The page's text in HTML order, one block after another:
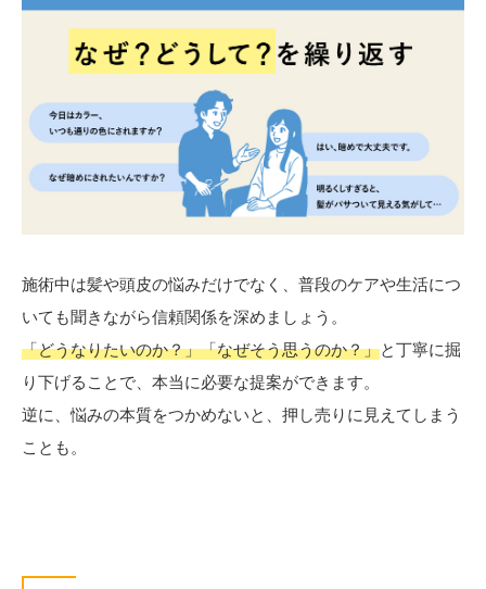
施術中は髪や頭皮の悩みだけでなく、普段のケアや生活につ
いても聞きながら信頼関係を深めましょう。
「どうなりたいのか？」「なぜそう思うのか？」と丁寧に掘
り下げることで、本当に必要な提案ができます。
逆に、悩みの本質をつかめないと、押し売りに見えてしまう
ことも。